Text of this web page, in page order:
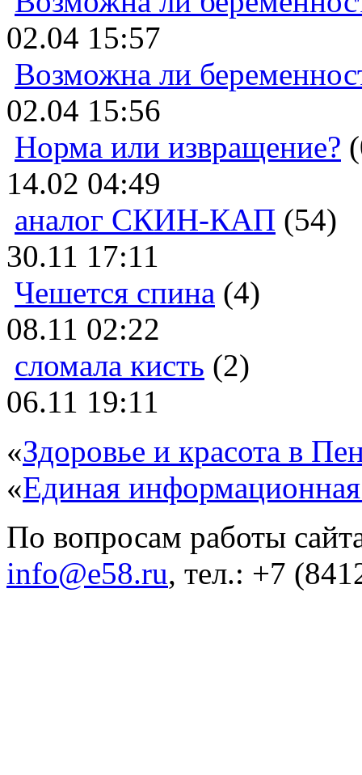
02.04 15:57
Возможна ли
02.04 15:56
Норма или извращение?
14.02 04:49
аналог СКИН-КАП (54)
30.11 17:11
Чешется спина (4)
08.11 02:22
сломала кисть (2)
06.11 19:11
«Здоровье и красота в
«Единая
По вопросам работы
info@e58.ru, тел.: +7